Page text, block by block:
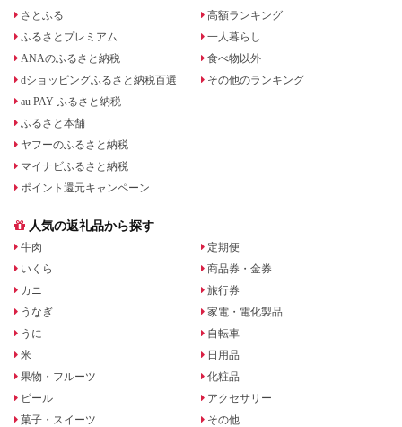
さとふる
ふるさとプレミアム
ANAのふるさと納税
dショッピングふるさと納税百選
au PAY ふるさと納税
ふるさと本舗
ヤフーのふるさと納税
マイナビふるさと納税
ポイント還元キャンペーン
高額ランキング
一人暮らし
食べ物以外
その他のランキング
人気の返礼品から探す
牛肉
いくら
カニ
うなぎ
うに
米
果物・フルーツ
ビール
菓子・スイーツ
定期便
商品券・金券
旅行券
家電・電化製品
自転車
日用品
化粧品
アクセサリー
その他